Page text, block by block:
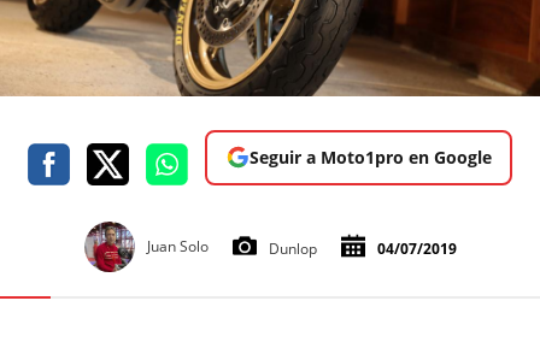
Seguir a Moto1pro en Google
Juan Solo Dunlop 04/07/2019